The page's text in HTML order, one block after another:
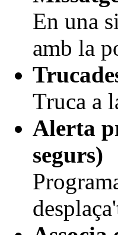
En una
amb la
Truca a
Alerta
segurs)